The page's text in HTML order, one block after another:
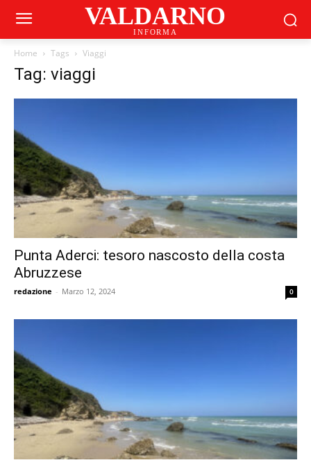
VALDARNO
INFORMA
Home Tags Viaggi
Tag: viaggi
Punta Aderci: tesoro nascosto della costa
Abruzzese
redazione - Marzo 12, 2024 0